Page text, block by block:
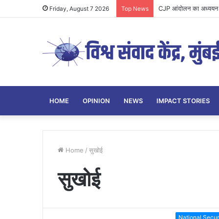
Friday, August 7 2026 Top News Parenting Has Its
HOME OPINION NEWS IMPACT STORIES
Home / सुखोई
सुखोई
National